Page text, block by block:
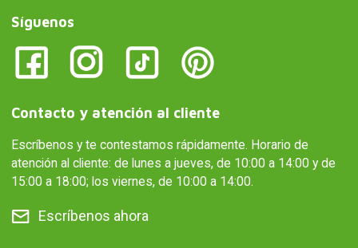
Síguenos
Contacto y atención al cliente
Escríbenos y te contestamos rápidamente. Horario de
atención al cliente: de lunes a jueves, de 10:00 a 14:00 y de
15:00 a 18:00; los viernes, de 10:00 a 14:00.
Escríbenos ahora